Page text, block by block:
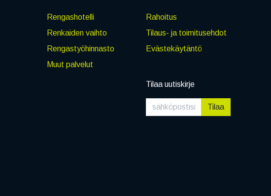
Rengashotelli
Renkaiden vaihto
Rengastyöhinnasto
Muut palvelut
Rahoitus
Tilaus- ja toimitusehdot
Evästekäytäntö
Tilaa uutiskirje
Tilaa